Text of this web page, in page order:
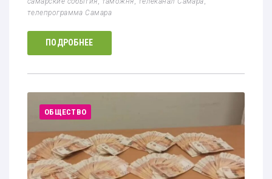
телепрограмма Самара
ПОДРОБНЕЕ
ОБЩЕСТВО